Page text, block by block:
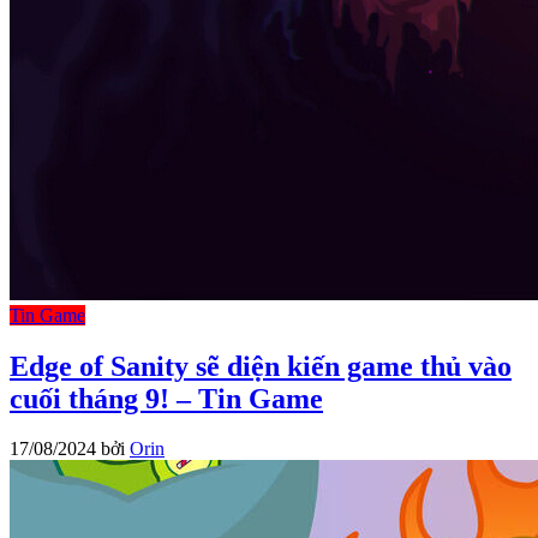
Tin Game
Edge of Sanity sẽ diện kiến game thủ vào
cuối tháng 9! – Tin Game
17/08/2024 bởi Orin